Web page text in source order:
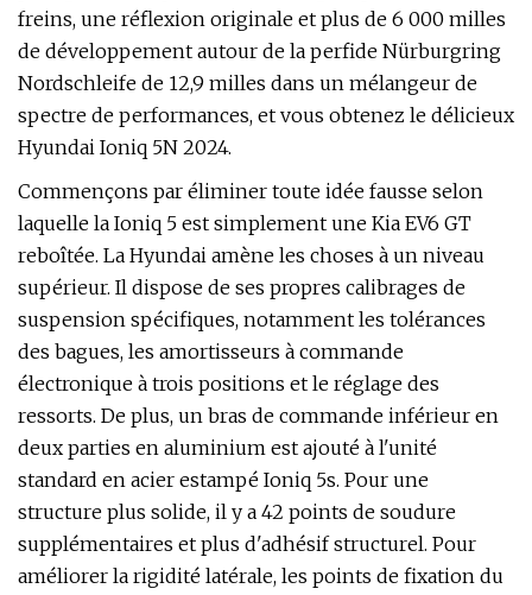
freins, une réflexion originale et plus de 6 000 milles
de développement autour de la perfide Nürburgring
Nordschleife de 12,9 milles dans un mélangeur de
spectre de performances, et vous obtenez le délicieux
Hyundai Ioniq 5N 2024.
Commençons par éliminer toute idée fausse selon
laquelle la Ioniq 5 est simplement une Kia EV6 GT
reboîtée. La Hyundai amène les choses à un niveau
supérieur. Il dispose de ses propres calibrages de
suspension spécifiques, notamment les tolérances
des bagues, les amortisseurs à commande
électronique à trois positions et le réglage des
ressorts. De plus, un bras de commande inférieur en
deux parties en aluminium est ajouté à l'unité
standard en acier estampé Ioniq 5s. Pour une
structure plus solide, il y a 42 points de soudure
supplémentaires et plus d'adhésif structurel. Pour
améliorer la rigidité latérale, les points de fixation du